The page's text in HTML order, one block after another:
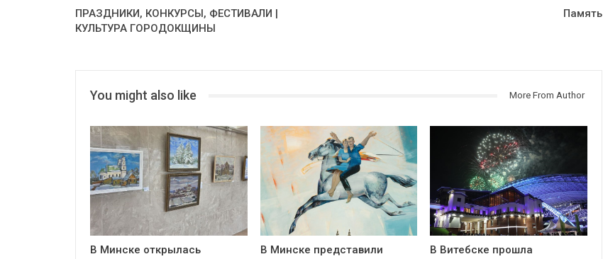
ПРАЗДНИКИ, КОНКУРСЫ, ФЕСТИВАЛИ |
КУЛЬТУРА ГОРОДОКЩИНЫ
Память
You might also like More From Author
В Минске открылась
В Минске представили
В Витебске прошла